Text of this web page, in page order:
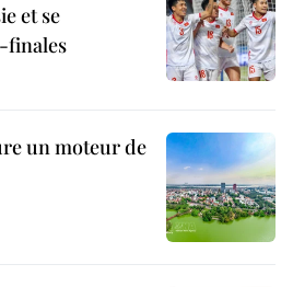
et se
finales
un moteur de